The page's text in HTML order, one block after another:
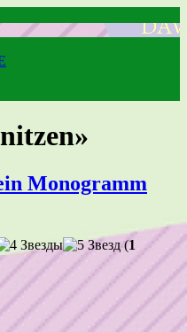
Monogramm
(1